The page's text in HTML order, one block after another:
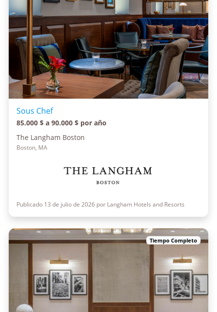
Sous Chef
85.000 $ a 90.000 $ por año
The Langham Boston
Boston, MA
Publicado 13 de julio de 2026 por Langham Hotels and Resorts
Tiempo Completo